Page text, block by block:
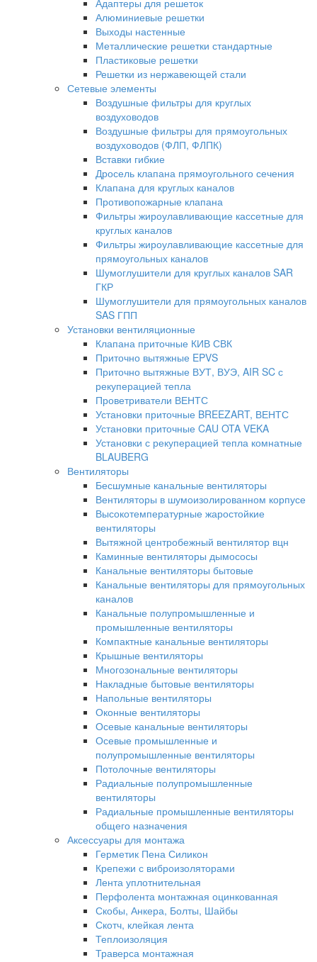
Адаптеры для решеток
Алюминиевые решетки
Выходы настенные
Металлические решетки стандартные
Пластиковые решетки
Решетки из нержавеющей стали
Сетевые элементы
Воздушные фильтры для круглых
воздуховодов
Воздушные фильтры для прямоугольных
воздуховодов (ФЛП, ФЛПК)
Вставки гибкие
Дросель клапана прямоугольного сечения
Клапана для круглых каналов
Противопожарные клапана
Фильтры жироулавливающие кассетные для
круглых каналов
Фильтры жироулавливающие кассетные для
прямоугольных каналов
Шумоглушители для круглых каналов SAR
ГКР
Шумоглушители для прямоугольных каналов
SAS ГПП
Установки вентиляционные
Клапана приточные КИВ СВК
Приточно вытяжные EPVS
Приточно вытяжные ВУТ, ВУЭ, AIR SC с
рекуперацией тепла
Проветриватели ВЕНТС
Установки приточные BREEZART, ВЕНТС
Установки приточные CAU OTA VEKA
Установки с рекуперацией тепла комнатные
BLAUBERG
Вентиляторы
Бесшумные канальные вентиляторы
Вентиляторы в шумоизолированном корпусе
Высокотемпературные жаростойкие
вентиляторы
Вытяжной центробежный вентилятор вцн
Каминные вентиляторы дымососы
Канальные вентиляторы бытовые
Канальные вентиляторы для прямоугольных
каналов
Канальные полупромышленные и
промышленные вентиляторы
Компактные канальные вентиляторы
Крышные вентиляторы
Многозональные вентиляторы
Накладные бытовые вентиляторы
Напольные вентиляторы
Оконные вентиляторы
Осевые канальные вентиляторы
Осевые промышленные и
полупромышленные вентиляторы
Потолочные вентиляторы
Радиальные полупромышленные
вентиляторы
Радиальные промышленные вентиляторы
общего назначения
Аксессуары для монтажа
Герметик Пена Силикон
Крепежи с виброизоляторами
Лента уплотнительная
Перфолента монтажная оцинкованная
Скобы, Анкера, Болты, Шайбы
Скотч, клейкая лента
Теплоизоляция
Траверса монтажная